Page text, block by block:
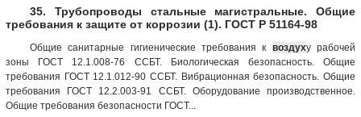
35. Трубопроводы стальные магистральные. Общие
требования к защите от коррозии (1). ГОСТ Р 51164-98
Общие санитарные гигиенические требования к воздуху рабочей
зоны ГОСТ 12.1.008-76 ССБТ. Биологическая безопасность. Общие
требования ГОСТ 12.1.012-90 ССБТ. Вибрационная безопасность. Общие
требования ГОСТ 12.2.003-91 ССБТ. Оборудование производственное.
Общие требования безопасности ГОСТ...